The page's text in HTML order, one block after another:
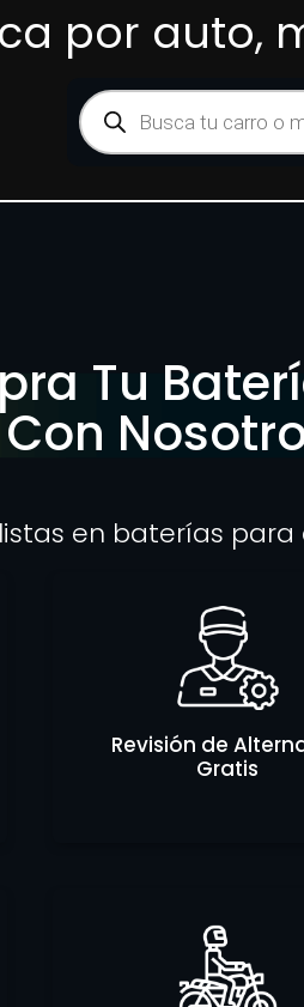
por auto,
Tu
Con
en baterías
Revisión de
Gratis